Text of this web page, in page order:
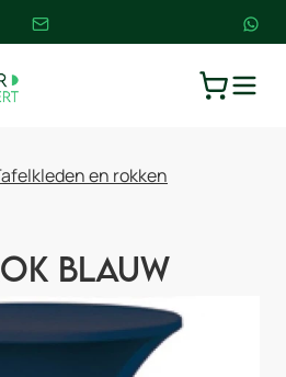
en rokken
Blauw